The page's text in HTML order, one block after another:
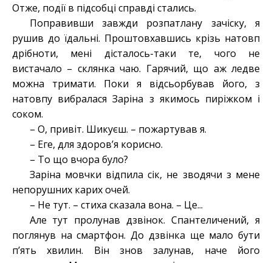
Отже, події в підсобці справді стались.
Поправивши завжди розпатлану зачіску, я
рушив до їдальні. Проштовхавшись крiзь натовп
дрiбноти, мені дісталось-таки те, чого не
вистачало – склянка чаю. Гарячий, що аж ледве
можна тримати. Поки я відсьорбував його, з
натовпу вибралася Заріна з якимось пиріжком і
соком.
– О, привіт. Шикуєш. – пожартував я.
– Еге, для здоров’я корисно.
– То що вчора було?
Зарiна мовчки відпила сiк, не зводячи з мене
непорушних карих очей.
– Не тут. – стиха сказала вона. – Це...
Але тут пролунав дзвінок. Спантеличений, я
поглянув на смартфон. До дзвінка ще мало бути
п’ять хвилин. Він знов залунав, наче його